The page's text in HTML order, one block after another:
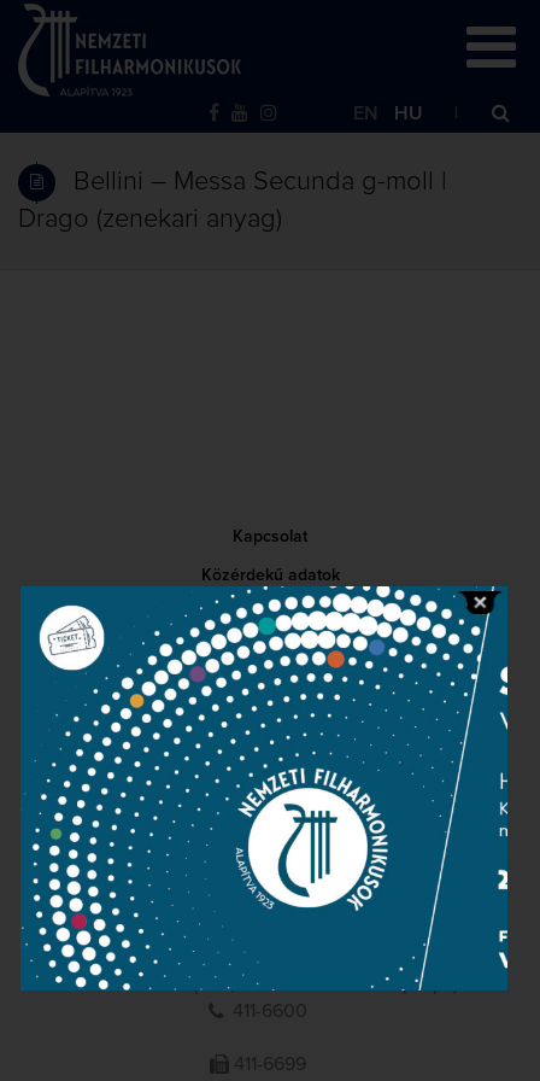
EN HU
Bellini – Messa Secunda g-moll |
Drago (zenekari anyag)
Kapcsolat
Közérdekű adatok
Sajtószoba
Adatvédelem
Impresszum
NEMZETI
FILHARMONIKUSOK
1095 Budapest, Komor Marcell u. 1. (Müpa)
411-6600
411-6699